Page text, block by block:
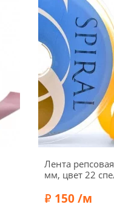
Лента
мм, цвет 22
150 /м